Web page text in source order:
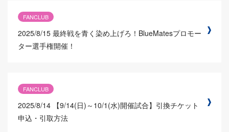
FANCLUB
2025/8/15 最終戦を青く染め上げろ！BlueMatesプロモー
ター選手権開催！
FANCLUB
2025/8/14 【9/14(日)～10/1(水)開催試合】引換チケット
申込・引取方法